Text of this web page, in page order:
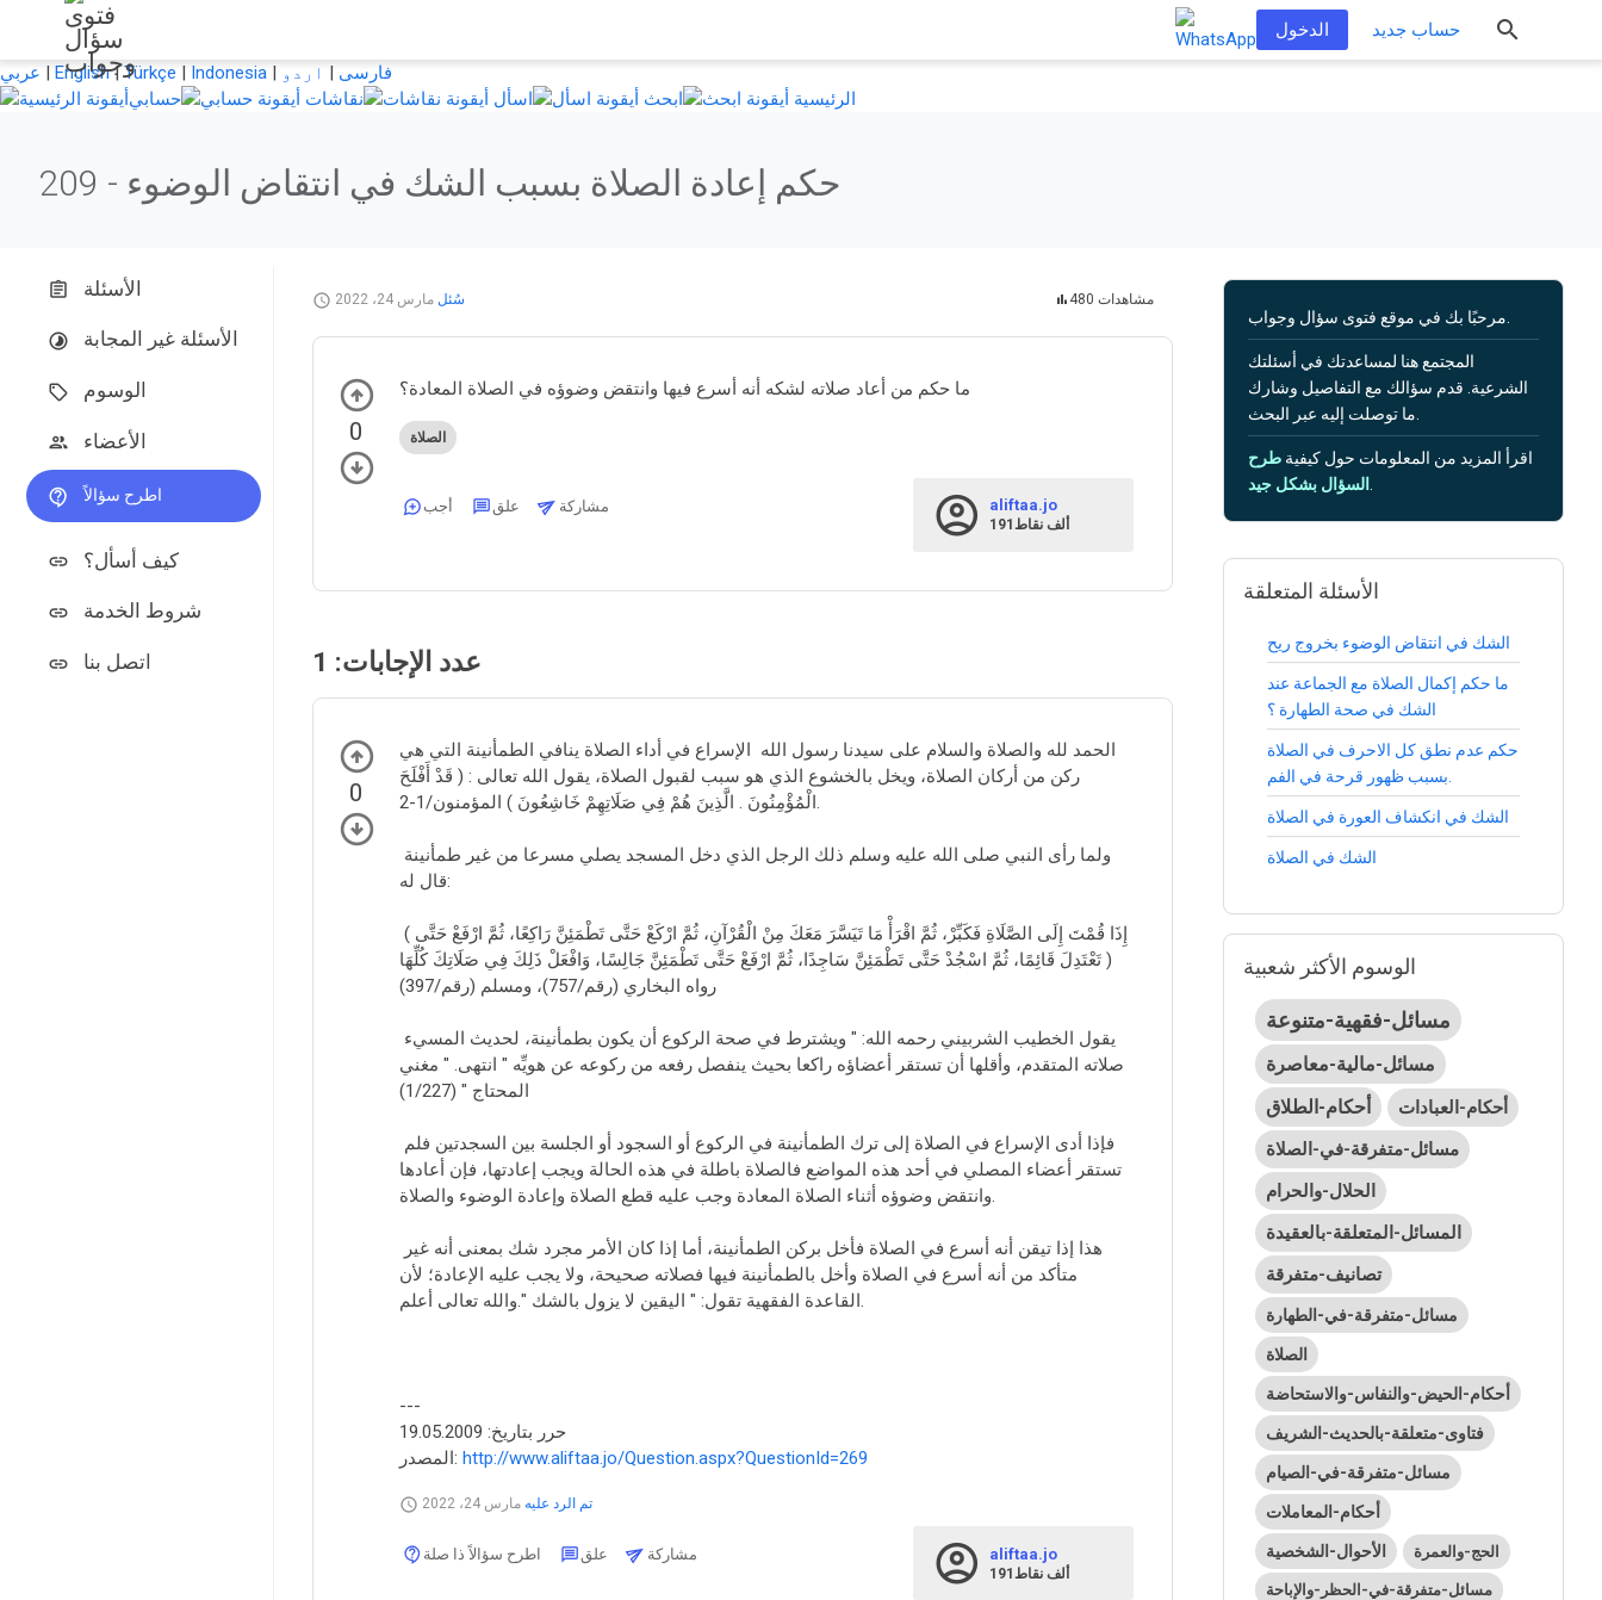
الدخول
حساب جديد
عربي | English|Türkçe | Indonesia | فارسی | اردو
الرئيسية
ابحث اسأل نقاشات حسابي
209 - حكم إعادة الصلاة بسبب الشك في انتقاض الوضوء
الأسئلة
الأسئلة غير المجابة
الوسوم
الأعضاء
اطرح سؤالاً
كيف أسأل؟
شروط الخدمة
اتصل بنا
سُئل مارس 24، 2022 480 مشاهدات
0
ما حكم من أعاد صلاته لشكه أنه أسرع فيها وانتقض وضوؤه في الصلاة المعادة؟
الصلاة
aliftaa.jo
191ألفنقاط
أجب علق مشاركة
عدد الإجابات: 1
0
الحمد لله والصلاة والسلام على سيدنا رسول الله الإسراع في أداء الصلاة ينافي الطمأنينة التي هي
ركن من أركان الصلاة، ويخل بالخشوع الذي هو سبب لقبول الصلاة، يقول الله تعالى : ( قَدْ أَفْلَحَ
الْمُؤْمِنُونَ . الَّذِينَ هُمْ فِي صَلَاتِهِمْ خَاشِعُونَ ) المؤمنون/1-2.
قال له:
( إِذَا قُمْتَ إِلَى الصَّلَاةِ فَكَبِّرْ، ثُمَّ اقْرَأْ مَا تَيَسَّرَ مَعَكَ مِنْ الْقُرْآنِ، ثُمَّ ارْكَعْ حَتَّى تَطْمَئِنَّ رَاكِعًا، ثُمَّ ارْفَعْ حَتَّى
تَعْتَدِلَ قَائِمًا، ثُمَّ اسْجُدْ حَتَّى تَطْمَئِنَّ سَاجِدًا، ثُمَّ ارْفَعْ حَتَّى تَطْمَئِنَّ جَالِسًا، وَافْعَلْ ذَلِكَ فِي صَلَاتِكَ كُلِّهَا )
رواه البخاري (رقم/757)، ومسلم (رقم/397)
صلاته المتقدم، وأقلها أن تستقر أعضاؤه راكعا بحيث ينفصل رفعه من ركوعه عن هويِّه " انتهى. " مغني
المحتاج " (1/227)
تستقر أعضاء المصلي في أحد هذه المواضع فالصلاة باطلة في هذه الحالة ويجب إعادتها، فإن أعادها
وانتقض وضوؤه أثناء الصلاة المعادة وجب عليه قطع الصلاة وإعادة الوضوء والصلاة.
متأكد من أنه أسرع في الصلاة وأخل بالطمأنينة فيها فصلاته صحيحة، ولا يجب عليه الإعادة؛ لأن
القاعدة الفقهية تقول: " اليقين لا يزول بالشك ".والله تعالى أعلم.
---
حرر بتاريخ: 19.05.2009
المصدر: http://www.aliftaa.jo/Question.aspx?QuestionId=269
تم الرد عليه مارس 24، 2022
aliftaa.jo
191ألفنقاط
اطرح سؤالاً ذا صلة علق مشاركة
المجتمع هنا لمساعدتك في أسئلتك
الشرعية. قدم سؤالك مع التفاصيل وشارك
اقرأ المزيد من المعلومات حول كيفية طرح
السؤال بشكل جيد
الأسئلة المتعلقة
الشك في انتقاض الوضوء بخروج ريح
ما حكم إكمال الصلاة مع الجماعة عند
الشك في صحة الطهارة ؟
حكم عدم نطق كل الاحرف في الصلاة
الشك في انكشاف العورة في الصلاة
الشك في الصلاة
الوسوم الأكثر شعبية
مسائل-فقهية-متنوعة
مسائل-مالية-معاصرة
أحكام-الطلاق
أحكام-العبادات
مسائل-متفرقة-في-الصلاة
الحلال-والحرام
المسائل-المتعلقة-بالعقيدة
تصانيف-متفرقة
مسائل-متفرقة-في-الطهارة
الصلاة
أحكام-الحيض-والنفاس-والاستحاضة
فتاوى-متعلقة-بالحديث-الشريف
مسائل-متفرقة-في-الصيام
أحكام-المعاملات
الأحوال-الشخصية الحج-والعمرة
مسائل-متفرقة-في-الحظر-والإباحة